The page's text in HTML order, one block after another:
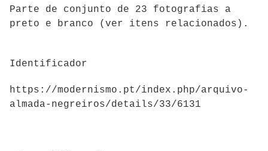
Parte de conjunto de 23 fotografias a
preto e branco (ver itens relacionados).
Identificador
https://modernismo.pt/index.php/arquivo-
almada-negreiros/details/33/6131